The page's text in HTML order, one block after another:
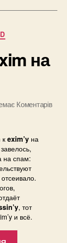
на
Коментарівдо
к exim’y на
на спам:
, тот
и всё.